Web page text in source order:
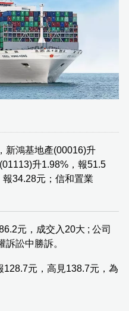
新鴻基地產(00016)升
升1.98%，報51.5
34.28元；信和置業
元，成交入20大 ; 公司
訟中勝訴。
元，高見138.7元，為